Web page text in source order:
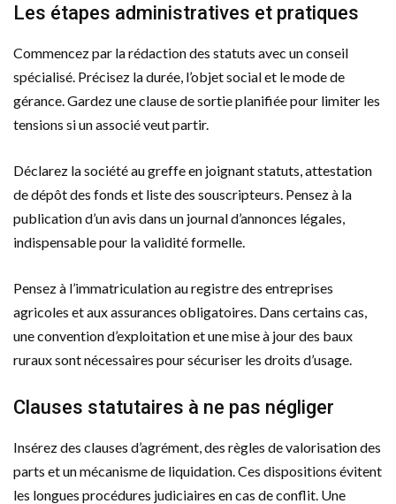
Les étapes administratives et pratiques
Commencez par la rédaction des statuts avec un conseil
spécialisé. Précisez la durée, l’objet social et le mode de
gérance. Gardez une clause de sortie planifiée pour limiter les
tensions si un associé veut partir.
Déclarez la société au greffe en joignant statuts, attestation
de dépôt des fonds et liste des souscripteurs. Pensez à la
publication d’un avis dans un journal d’annonces légales,
indispensable pour la validité formelle.
Pensez à l’immatriculation au registre des entreprises
agricoles et aux assurances obligatoires. Dans certains cas,
une convention d’exploitation et une mise à jour des baux
ruraux sont nécessaires pour sécuriser les droits d’usage.
Clauses statutaires à ne pas négliger
Insérez des clauses d’agrément, des règles de valorisation des
parts et un mécanisme de liquidation. Ces dispositions évitent
les longues procédures judiciaires en cas de conflit. Une